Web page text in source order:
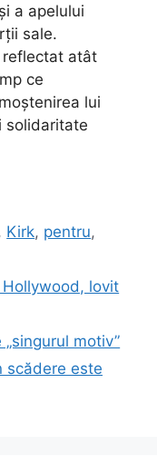
a apelului
sale.
reflectat atât
ce
lui
solidaritate
, Kirk, pentru,
lovit
motiv”
scădere este